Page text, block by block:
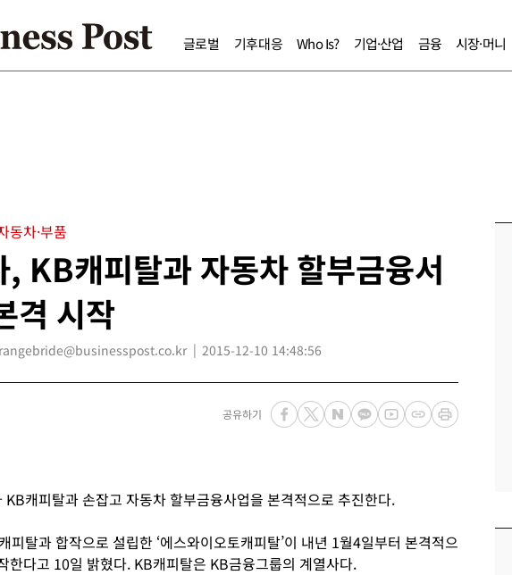
글로벌 기후대응 Who Is? 기업·산업 금융 시장·머니
동차·부품
, KB캐피탈과 자동차 할부금융서
격 시작
2015-12-10 14:48:56
공유하기
KB캐피탈과 손잡고 자동차 할부금융사업을 본격적으로 추진한다.
피탈과 합작으로 설립한 ‘에스와이오토캐피탈’이 내년 1월4일부터 본격적으
한다고 10일 밝혔다. KB캐피탈은 KB금융그룹의 계열사다.